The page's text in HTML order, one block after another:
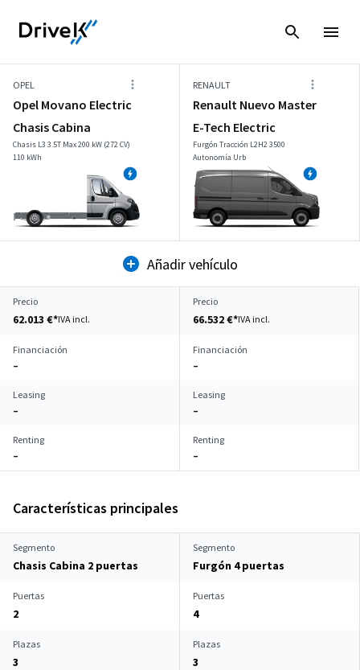
OPEL
Opel Movano Electric
Chasis Cabina
Chasis L3 3.5T Max 200 kW (272 CV)
110 kWh
RENAULT
Renault Nuevo Master
E-Tech Electric
Furgón Tracción L2H2 3500
Autonomía Urb
Añadir vehículo
Precio
62.013 €*IVA incl.
Precio
66.532 €*IVA incl.
Financiación
–
Financiación
–
Leasing
–
Leasing
–
Renting
–
Renting
–
Características principales
Segmento
Chasis Cabina 2 puertas
Segmento
Furgón 4 puertas
Puertas
2
Puertas
4
Plazas
3
Plazas
3